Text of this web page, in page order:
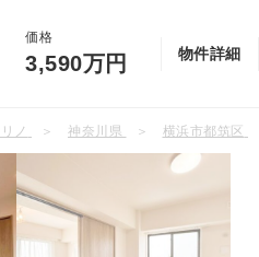
価格
3,590万円 物件詳細
ノ 神奈川県 横浜市都筑区